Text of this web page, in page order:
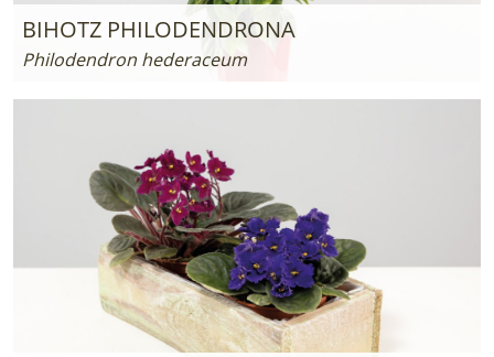
BIHOTZ PHILODENDRONA
Philodendron hederaceum